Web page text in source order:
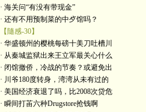
· 海关问“有没有带现金”
· 还有不用预制菜的中歺馆吗？
【隨感-30】
· 华盛顿州的樱桃每磅十美刀吐槽川
· 从秦城监狱出来王立军最关心什么
· 闭馆撤侨，冷战的节奏？或避免出
· 川爷180度转身，湾湾从未有过的
· 美国经济衰退了吗，比2008次贷危
· 瞬间打苖六种Drugstore抢钱啊